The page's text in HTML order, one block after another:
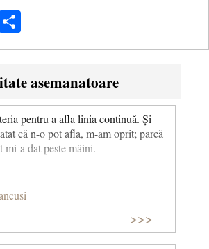
asemanatoare
pentru a afla linia continuă. Și
că n-o pot afla, m-am oprit; parcă
mi-a dat peste mâini.
>>>